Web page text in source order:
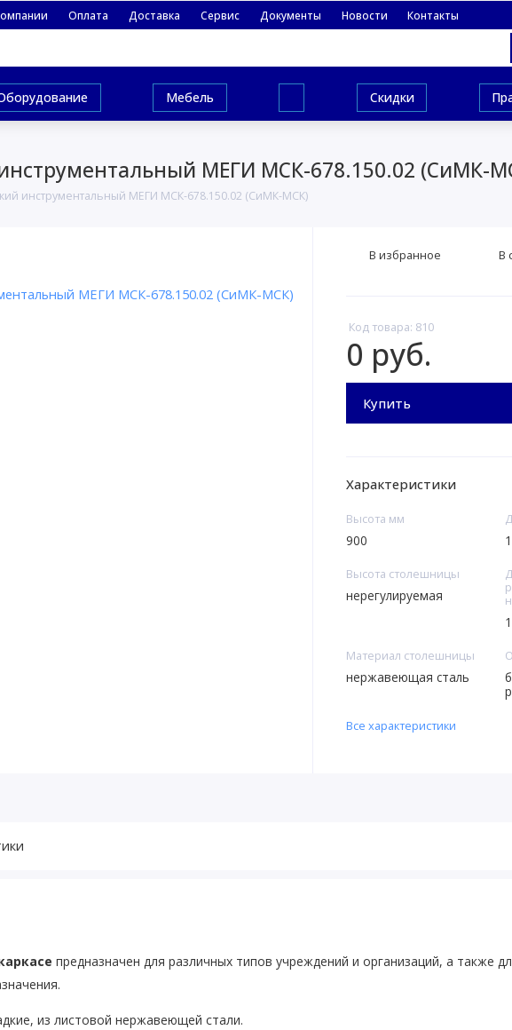
Оплата Доставка Сервис Документы Новости Контакты
Мебель Скидки
МЕГИ МСК-678.150.02 (СиМК-
инструментальный МЕГИ МСК-678.150.02 (СиМК-МСК)
Код товара: 810
0 руб.
Купить
В избранное В
Характеристики
Высота мм
900
Высота столешницы
нерегулируемая
Материал столешницы
нержавеющая сталь
Все характеристики
предназначен для различных типов учреждений и организаций, а также
из листовой нержавеющей стали.